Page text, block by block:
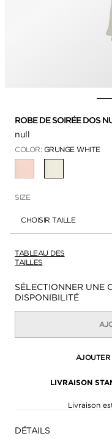
ROBE DE SOIRÉE DOS
null
COLOR: GRUNGE WHITE
SIZE
CHOISIR TAILLE
TABLEAU DES
TAILLES
Disponibilité:
SÉLECTIONNER UNE
DISPONIBILITÉ
LIVRAISON
Livraison
DÉTAILS